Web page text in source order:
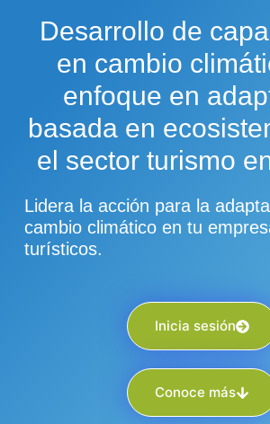
Desarrollo de
en cambio
enfoque en
basada en
el sector turismo
Lidera la acción para la
cambio climático en tu
turísticos.
Inicia sesión
Conoce más